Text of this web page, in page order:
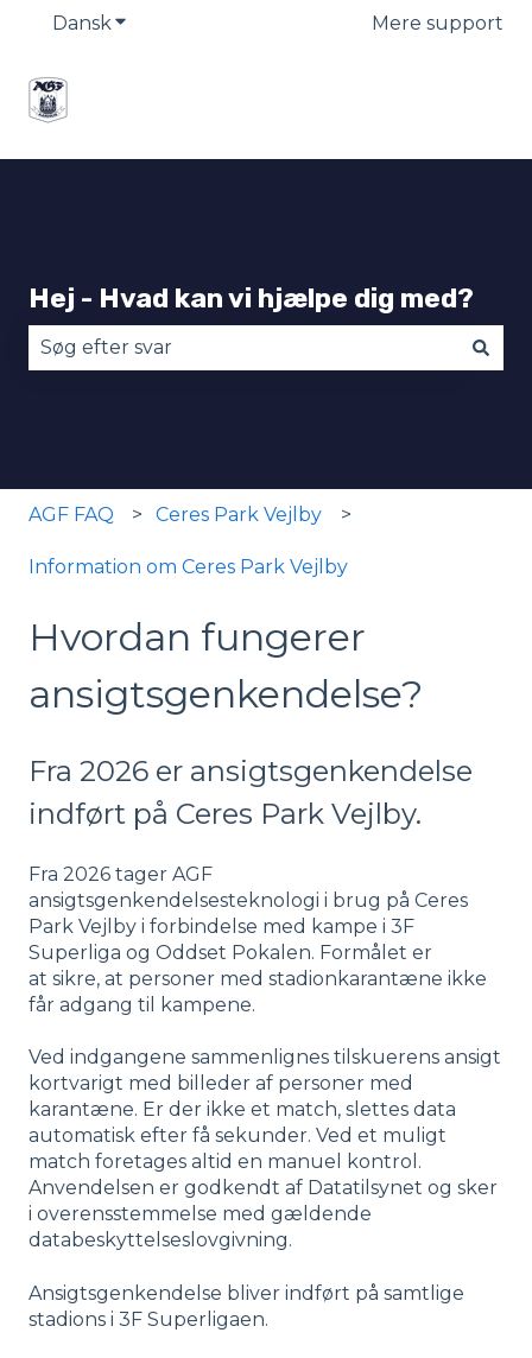
DanskVis undermenu for oversættelserMere support
Hej - Hvad kan vi hjælpe dig med?
AGF FAQ Ceres Park Vejlby
Information om Ceres Park Vejlby
Hvordan fungerer
ansigtsgenkendelse?
Fra 2026 er ansigtsgenkendelse
indført på Ceres Park Vejlby.
Fra 2026 tager AGF
ansigtsgenkendelsesteknologi i brug på Ceres
Park Vejlby i forbindelse med kampe i 3F
Superliga og Oddset Pokalen. Formålet er
at sikre, at personer med stadionkarantæne ikke
får adgang til kampene.
Ved indgangene sammenlignes tilskuerens ansigt
kortvarigt med billeder af personer med
karantæne. Er der ikke et match, slettes data
automatisk efter få sekunder. Ved et muligt
match foretages altid en manuel kontrol.
Anvendelsen er godkendt af Datatilsynet og sker
i overensstemmelse med gældende
databeskyttelseslovgivning.
Ansigtsgenkendelse bliver indført på samtlige
stadions i 3F Superligaen.